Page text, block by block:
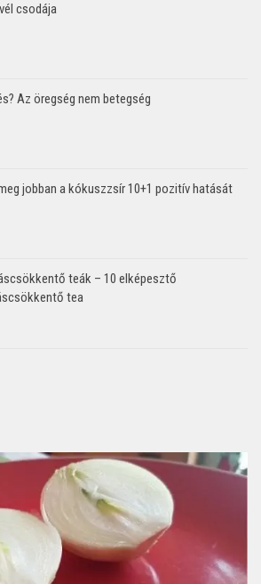
csodája
Az öregség nem betegség
jobban a kókuszzsír 10+1 pozitív hatását
teák – 10 elképesztő
tea